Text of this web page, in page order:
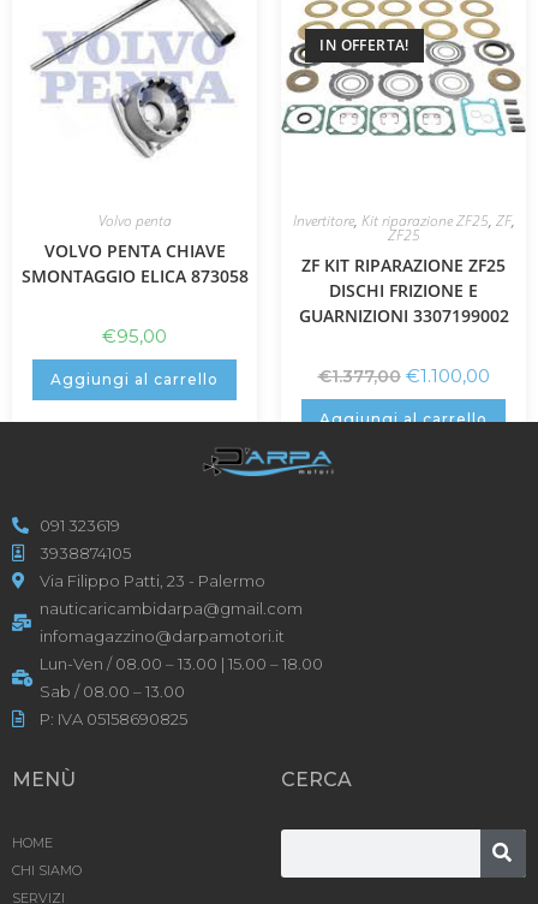
Volvo penta
VOLVO PENTA CHIAVE
SMONTAGGIO ELICA 873058
€95,00
Aggiungi al carrello
IN OFFERTA!
Invertitore, Kit riparazione ZF25, ZF,
ZF25
ZF KIT RIPARAZIONE ZF25
DISCHI FRIZIONE E
GUARNIZIONI 3307199002
€1.377,00 €1.100,00
Aggiungi al carrello
091 323619
3938874105
Via Filippo Patti, 23 - Palermo
nauticaricambidarpa@gmail.com
infomagazzino@darpamotori.it
Lun-Ven / 08.00 – 13.00 | 15.00 – 18.00
Sab / 08.00 – 13.00
P: IVA 05158690825
MENÙ
HOME
CHI SIAMO
SERVIZI
CERCA